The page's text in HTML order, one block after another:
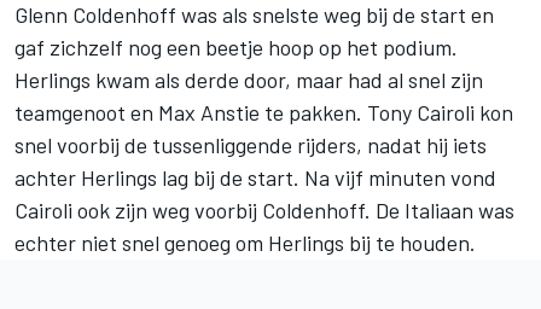
Glenn Coldenhoff was als snelste weg bij de start en
gaf zichzelf nog een beetje hoop op het podium.
Herlings kwam als derde door, maar had al snel zijn
teamgenoot en Max Anstie te pakken. Tony Cairoli kon
snel voorbij de tussenliggende rijders, nadat hij iets
achter Herlings lag bij de start. Na vijf minuten vond
Cairoli ook zijn weg voorbij Coldenhoff. De Italiaan was
echter niet snel genoeg om Herlings bij te houden.